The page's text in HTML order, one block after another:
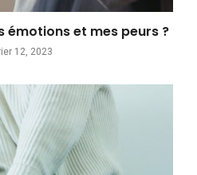
émotions et mes peurs ?
12, 2023